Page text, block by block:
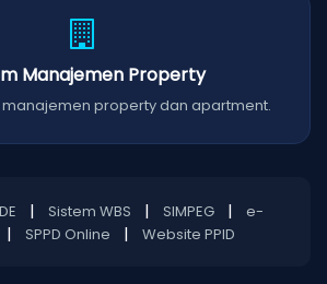
Manajemen Property
property dan apartment.
| Sistem WBS | SIMPEG |
e-
| SPPD Online | Website PPID